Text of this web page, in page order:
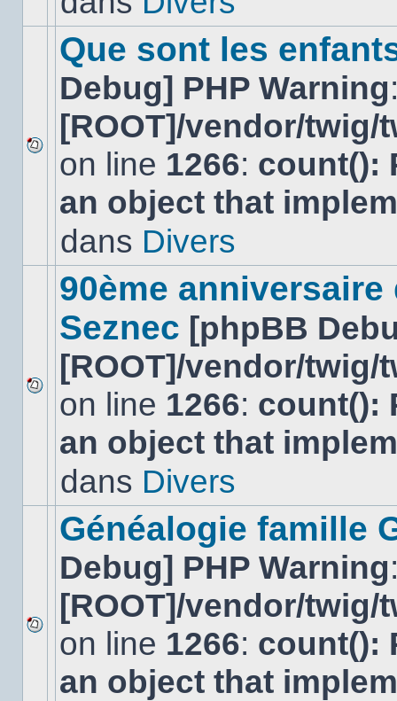
Aucun
nouveau
message
non-
dans
Que sont les
Debug] PHP Warning
[ROOT]/vendor/
on line 1266: count():
an object that
dans Divers
Aucun
nouveau
message
non-
dans
90ème
Seznec [phpBB
[ROOT]/vendor/
on line 1266: count():
an object that
dans Divers
Aucun
nouveau
message
non-
Généalogie famille
Debug] PHP Warning
[ROOT]/vendor/
on line 1266: count():
an object that